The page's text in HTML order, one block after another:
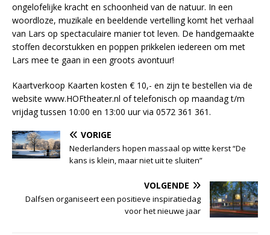
ongelofelijke kracht en schoonheid van de natuur. In een
woordloze, muzikale en beeldende vertelling komt het verhaal
van Lars op spectaculaire manier tot leven. De handgemaakte
stoffen decorstukken en poppen prikkelen iedereen om met
Lars mee te gaan in een groots avontuur!
Kaartverkoop Kaarten kosten € 10,- en zijn te bestellen via de
website www.HOFtheater.nl of telefonisch op maandag t/m
vrijdag tussen 10:00 en 13:00 uur via 0572 361 361.
VORIGE
Nederlanders hopen massaal op witte kerst “De
kans is klein, maar niet uit te sluiten”
VOLGENDE
Dalfsen organiseert een positieve inspiratiedag
voor het nieuwe jaar